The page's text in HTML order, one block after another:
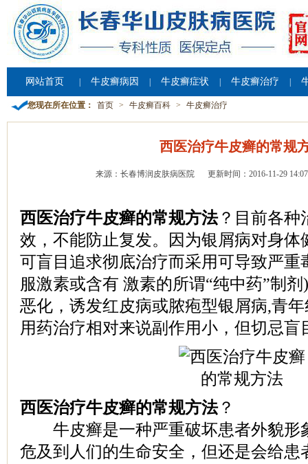
网站首页 牛皮癣病因 牛皮癣症状 牛皮癣治疗
您现在所在位置： 首页 > 牛皮癣百科 > 牛皮癣治疗
西医治疗牛皮癣的常规
来源：长春博润皮肤病医院 更新时间：2016-11-29
西医治疗牛皮癣的常规方法？目前各种
效，不能防止复发。因为银屑病对身体
可盲目追求彻底治疗而采用可导致严重
服激素或含有 激素的所谓“纯中药”制
恶化，诱发红皮病或脓疱型银屑病,青
用药治疗相对来说副作用小，但切忌盲
西医治疗牛皮癣的常规方法？
牛皮癣是一种严重破坏患者外貌形
危及到人们的生命安全，但还是会给患